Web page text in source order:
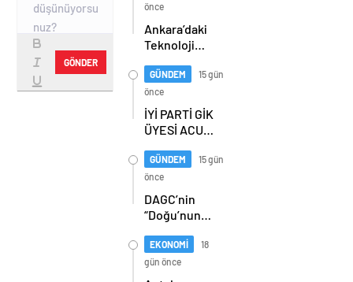
GÖNDER
önce
Ankara’daki
Teknoloji
Teknopark
Nasıl
Büyüyor?
Burcu Alkan
Bilir Yeni
Hedefleri
Anlattı
GÜNDEM
15 gün
önce
İYİ PARTİ GİK
ÜYESİ ACUR,
PARTİLİLERLE
BULUŞTU
GÜNDEM
15 gün
önce
DAGC’nin
“Doğu’nun
Oscarları”
sahiplerini
buldu
EKONOMİ
18
gün önce